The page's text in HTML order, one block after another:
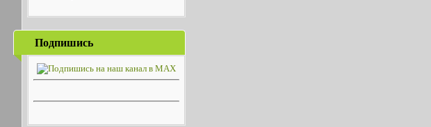
Подпишись